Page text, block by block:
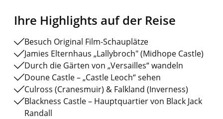
Ihre Highlights auf der Reise
Besuch Original Film-Schauplätze
Jamies Elternhaus „Lallybroch" (Midhope Castle)
Durch die Gärten von „Versailles“ wandeln
Doune Castle – „Castle Leoch“ sehen
Culross (Cranesmuir) & Falkland (Inverness)
Blackness Castle – Hauptquartier von Black Jack
Randall